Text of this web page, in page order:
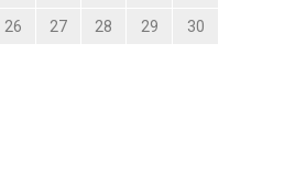
26 27 28 29 30